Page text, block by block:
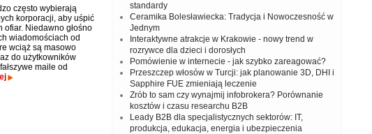
często wybierają
korporacji, aby uśpić
ofiar. Niedawno głośno
wiadomościach od
wciąż są masowo
do użytkowników
maile od
standardy
Ceramika Bolesławiecka: Tradycja i Nowoczesność w
Jednym
Interaktywne atrakcje w Krakowie - nowy trend w
rozrywce dla dzieci i dorosłych
Pomówienie w internecie - jak szybko zareagować?
Przeszczep włosów w Turcji: jak planowanie 3D, DHI i
Sapphire FUE zmieniają leczenie
Zrób to sam czy wynajmij infobrokera? Porównanie
kosztów i czasu researchu B2B
Leady B2B dla specjalistycznych sektorów: IT,
produkcja, edukacja, energia i ubezpieczenia